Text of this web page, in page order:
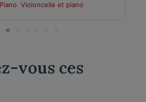
Violoncelle et piano
vous ces